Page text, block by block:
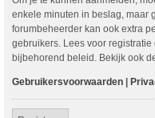
enkele minuten in beslag, maar
forumbeheerder kan ook extra
gebruikers. Lees voor
bijbehorend beleid. Bekijk ook
Gebruikersvoorwaarden |